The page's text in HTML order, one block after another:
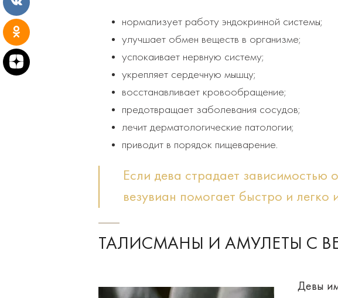
нормализует работу эндокринной системы;
улучшает обмен веществ в организме;
успокаивает нервную систему;
укрепляет сердечную мышцу;
восстанавливает кровообращение;
предотвращает заболевания сосудов;
лечит дерматологические патологии;
приводит в порядок пищеварение.
Если дева страдает зависимостью
везувиан помогает быстро и легко
ТАЛИСМАНЫ И АМУЛЕТЫ С
Девы